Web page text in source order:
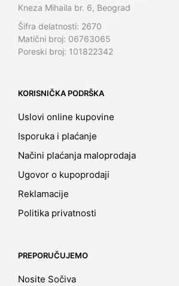
Kneza Mihaila br. 6, Beograd
Šifra delatnosti: 2670
Matični broj: 06763065
Poreski broj: 101822342
KORISNIČKA PODRŠKA
Uslovi online kupovine
Isporuka i plaćanje
Načini plaćanja maloprodaja
Ugovor o kupoprodaji
Reklamacije
Politika privatnosti
PREPORUČUJEMO
Nosite Sočiva